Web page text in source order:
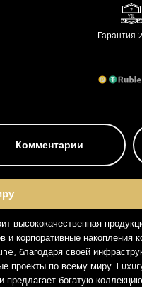
Гарантия
Комментарии
высококачественная
и корпоративные накопления
благодаря своей
проекты по всему миру.
предлагает богатую